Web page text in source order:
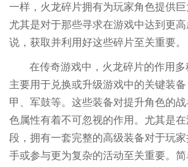
一样，火龙碎片拥有为玩家角色提供巨
尤其是对于那些寻求在游戏中达到更
说，获取并利用好这些碎片至关重要。
在传奇游戏中，火龙碎片的作用多
主要用于兑换或升级游戏中的关键装
甲、军鼓等。这些装备对提升角色的
色属性有着不可忽视的作用。尤其是
段，拥有一套完整的高级装备对于玩
手或参与更为复杂的活动至关重要。